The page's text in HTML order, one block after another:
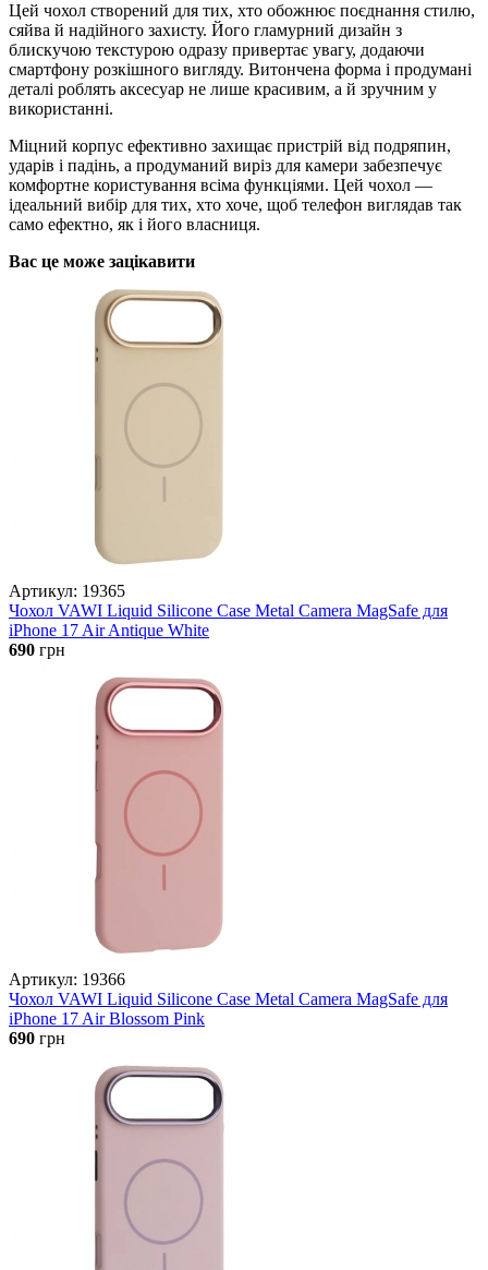
Цей чохол створений для тих, хто обожнює поєднання стилю,
сяйва й надійного захисту. Його гламурний дизайн з
блискучою текстурою одразу привертає увагу, додаючи
смартфону розкішного вигляду. Витончена форма і продумані
деталі роблять аксесуар не лише красивим, а й зручним у
використанні.
Міцний корпус ефективно захищає пристрій від подряпин,
ударів і падінь, а продуманий виріз для камери забезпечує
комфортне користування всіма функціями. Цей чохол —
ідеальний вибір для тих, хто хоче, щоб телефон виглядав так
само ефектно, як і його власниця.
Вас це може зацікавити
Артикул: 19365
Чохол VAWI Liquid Silicone Case Metal Camera MagSafe для
iPhone 17 Air Antique White
690 грн
Артикул: 19366
Чохол VAWI Liquid Silicone Case Metal Camera MagSafe для
iPhone 17 Air Blossom Pink
690 грн